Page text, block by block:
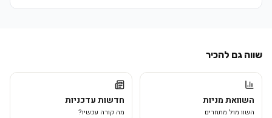
שווה גם להכיר
השוואת מניות
השוו מול מתחרים
חדשות עדכניות
מה קורה עכשיו?